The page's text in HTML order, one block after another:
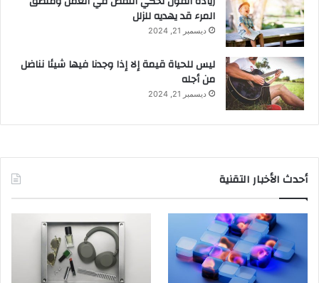
المرء قد يهديه للزلل
ديسمبر 21, 2024
ليس للحياة قيمة إلا إذا وجدنا فيها شيئا نناضل
من أجله
ديسمبر 21, 2024
أحدث الأخبار التقنية